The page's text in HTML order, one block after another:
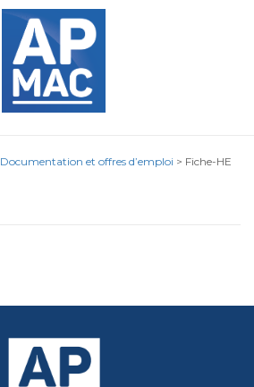
Documentation et offres d’emploi > Fiche-HE